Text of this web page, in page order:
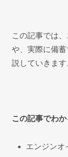
この記事では
や、実際に備
説していきます
この記事でわか
エンジンオ